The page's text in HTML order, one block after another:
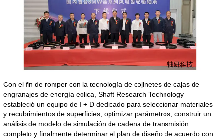
Con el fin de romper con la tecnología de cojinetes de cajas de
engranajes de energía eólica, Shaft Research Technology
estableció un equipo de I + D dedicado para seleccionar materiales
y recubrimientos de superficies, optimizar parámetros, construir un
análisis de modelo de simulación de cadena de transmisión
completo y finalmente determinar el plan de diseño de acuerdo con